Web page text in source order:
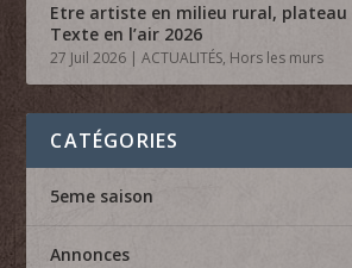
Etre artiste en milieu rural,
Texte en l’air 2026
27 Juil 2026 |ACTUALITÉS, Hors les murs
CATÉGORIES
5eme saison
Annonces